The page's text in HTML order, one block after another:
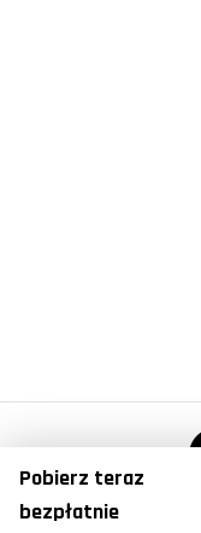
Pobierz teraz
bezpłatnie© Copyright